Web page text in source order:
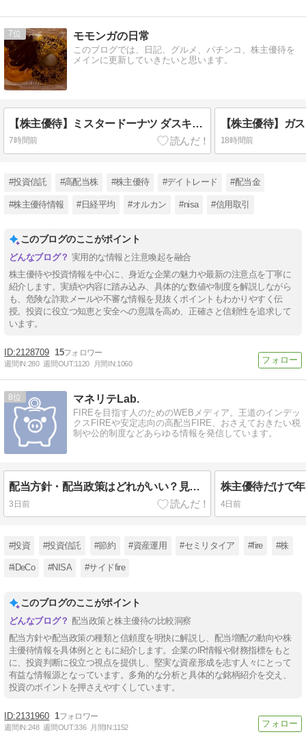
7 モモンガの日常
このブログでは、日記、グルメ、パチンコ、株主優待を
メインに更新していきたいと思います。
【株主優待】ミスタードーナツ ダスキン (4665)
7時間前 18時間前
#投資信託 #高配当株 #株主優待 #デイトレード #配当金
#株主優待情報 #日経平均 #オルカン #nisa #信用取引
このブログのここがポイント
実用的な情報と注意喚起を融合
株主優待や投資情報を中心に、身近な企業の魅力や最新の注意点を丁寧に
紹介します。実績や内容に踏み込み、具体的な数値や制度を解説しながら
も、危険な詐欺メールや不審な情報を見抜くポイントもわかりやすく伝
授。投資に役立つ知恵と安全への意識を高め、正確さと信頼性を追求して
います。
2128709 15
週間IN:280 週間OUT:1120 月間IN:1060
8 マネリテLab.
FIREを目指す人のためのWEBメディア。王道のインデッ
クスFIREや安定志向の高配当FIRE、おさえておきたい税
制や公的制度などあらゆる情報を発信しています。
配当方針・配当政策はどれがいい？見方と種類や増配の信頼度
3日前 4日前
#投資 #投資信託 #節約 #資産運用 #セミリタイア #fire #株
#iDeCo #NISA #サイドfire
このブログのここがポイント
配当政策と株主優待の比較洞察
配当方針や配当政策の種類と信頼度を明快に解説し、配当増配の動向や株
主優待情報を具体例とともに紹介します。企業のIR情報や財務指標をもと
に、投資判断に役立つ視点を提供し、堅実な資産形成を志す人々にとって
有益な情報源となっています。多角的な分析と具体的な銘柄紹介を交え、
投資のポイントを押さえやすくしています。
2131960 1
週間IN:248 週間OUT:336 月間IN:1152